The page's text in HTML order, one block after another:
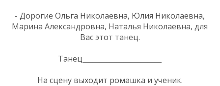
- Дорогие Ольга Николаевна, Юлия Николаевна,
Марина Александровна, Наталья Николаевна, для
Вас этот танец.
Танец_______________________
На сцену выходит ромашка и ученик.